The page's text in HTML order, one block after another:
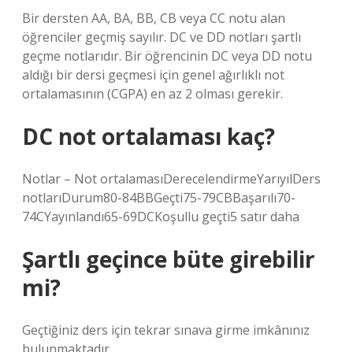
Bir dersten AA, BA, BB, CB veya CC notu alan
öğrenciler geçmiş sayılır. DC ve DD notları şartlı
geçme notlarıdır. Bir öğrencinin DC veya DD notu
aldığı bir dersi geçmesi için genel ağırlıklı not
ortalamasının (CGPA) en az 2 olması gerekir.
DC not ortalaması kaç?
Notlar – Not ortalamasıDerecelendirmeYarıyılDers
notlarıDurum80-84BBGeçti75-79CBBaşarılı70-
74CYayınlandı65-69DCKoşullu geçti5 satır daha
Şartlı geçince büte girebilir
mi?
Geçtiğiniz ders için tekrar sınava girme imkânınız